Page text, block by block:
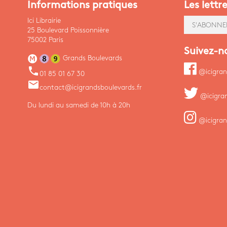
Informations pratiques
Ici Librairie
25 Boulevard Poissonnière
75002 Paris
Grands Boulevards
phone 01 85 01 67 30
emailcontact@icigrandsboulevards.fr
Du lundi au samedi de 10h à 20h
Les
Suivez-